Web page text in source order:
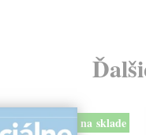
na sklade